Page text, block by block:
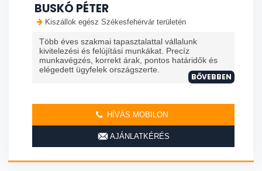
BUSKÓ PÉTER
Kiszállok egész Székesfehérvár területén
Több éves szakmai tapasztalattal vállalunk
kivitelezési és felújítási munkákat. Precíz
munkavégzés, korrekt árak, pontos határidők és
elégedett ügyfelek országszerte.
BŐVEBBEN
HÍVÁS MOBILON
AJÁNLATKÉRÉS